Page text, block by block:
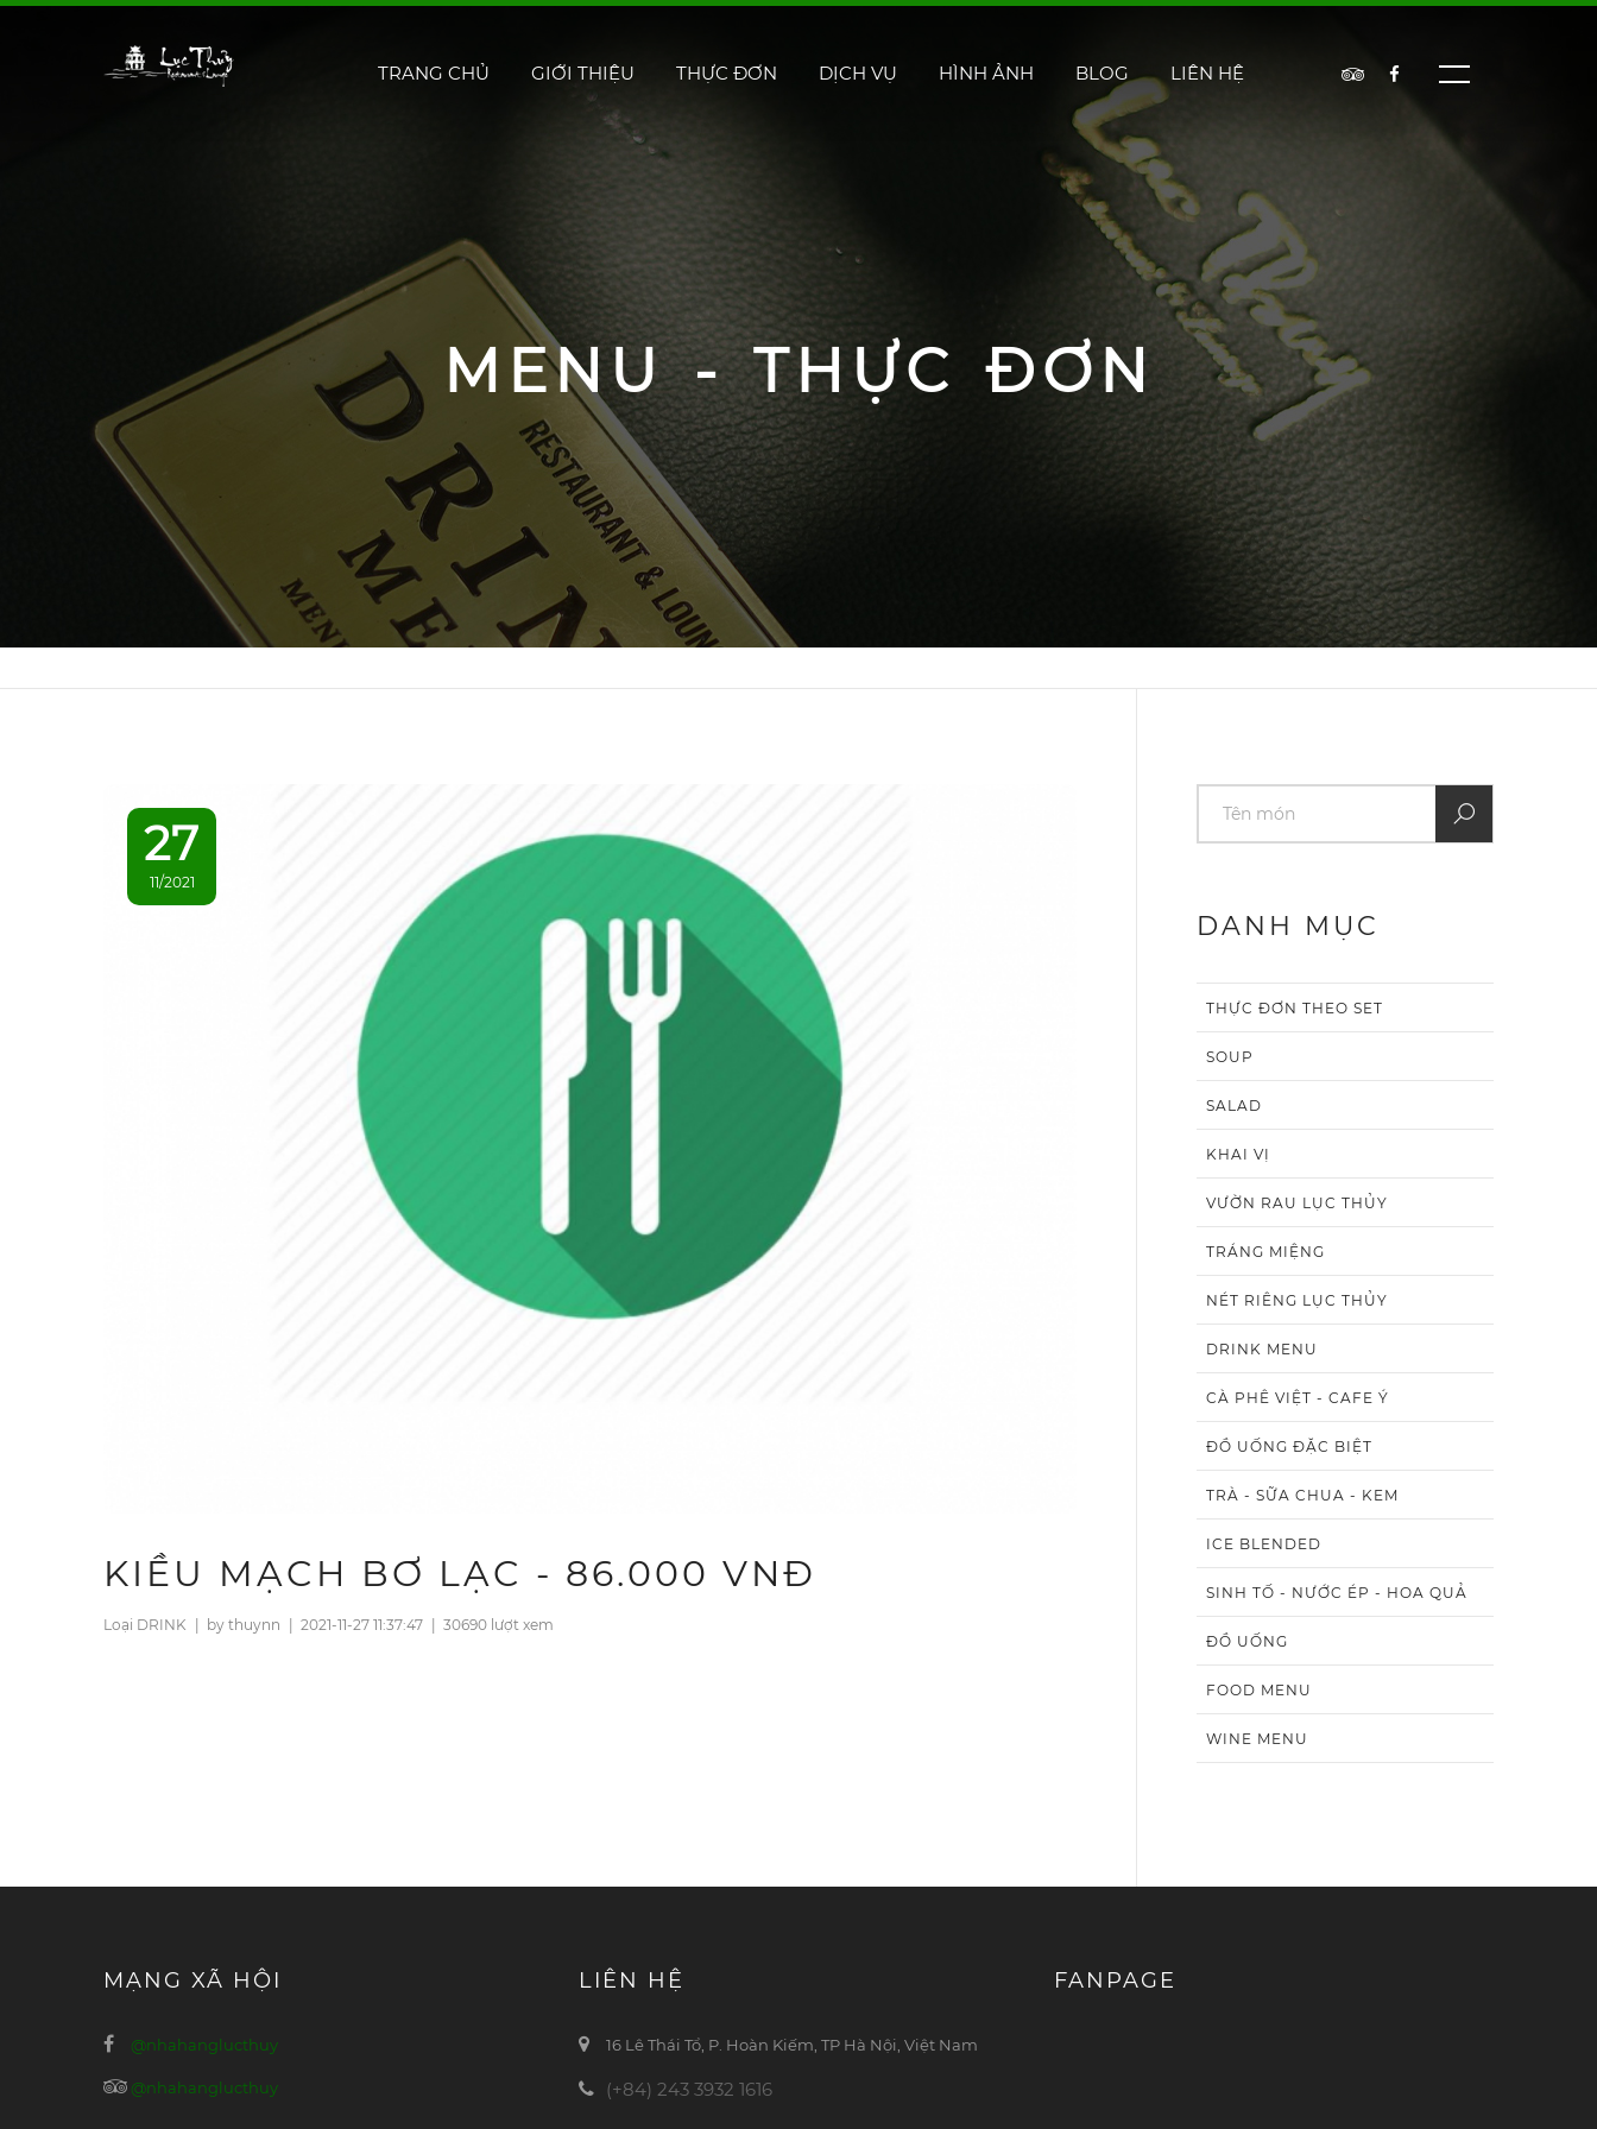
TRANG CHỦ GIỚI THIỆU THỰC ĐƠN DỊCH VỤ HÌNH ẢNH BLOG LIÊN HỆ
MENU - THỰC ĐƠN
27
11/2021
KIỀU MẠCH BƠ LẠC - 86.000 VNĐ
Loại DRINK by thuynn 2021-11-27 11:37:47 30690 lượt xem
DANH MỤC
THỰC ĐƠN THEO SET
SOUP
SALAD
KHAI VỊ
VƯỜN RAU LỤC THỦY
TRÁNG MIỆNG
NÉT RIÊNG LỤC THỦY
DRINK MENU
CÀ PHÊ VIỆT - CAFE Ý
ĐỒ UỐNG ĐẶC BIỆT
TRÀ - SỮA CHUA - KEM
ICE BLENDED
SINH TỐ - NƯỚC ÉP - HOA QUẢ
ĐỒ UỐNG
FOOD MENU
WINE MENU
MẠNG XÃ HỘI
@nhahanglucthuy
@nhahanglucthuy
LIÊN HỆ
16 Lê Thái Tổ, P. Hoàn Kiếm, TP Hà Nội, Việt Nam
(+84) 243 3932 1616
FANPAGE